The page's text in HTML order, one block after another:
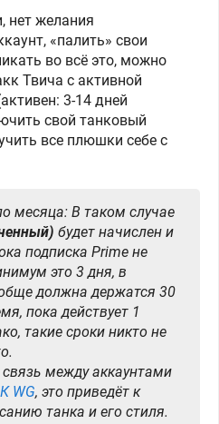
нет желания
«палить» свои
во всё это, можно
Твича с активной
3-14 дней
свой танковый
все плюшки себе с
месяца: В таком случае
будет начислен и
подписка Prime не
это 3 дня, в
должна держатся 30
пока действует 1
такие сроки никто не
между аккаунтами
WG, это приведёт к
танка и его стиля.